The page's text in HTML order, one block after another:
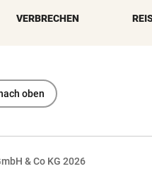
VERBRECHEN
oben
& Co KG 2026